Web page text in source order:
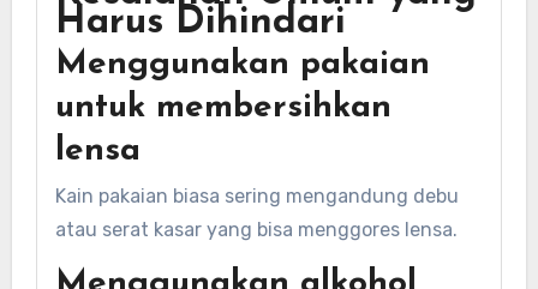
Harus Dihindari
Menggunakan pakaian
untuk membersihkan
lensa
Kain pakaian biasa sering mengandung debu
atau serat kasar yang bisa menggores lensa.